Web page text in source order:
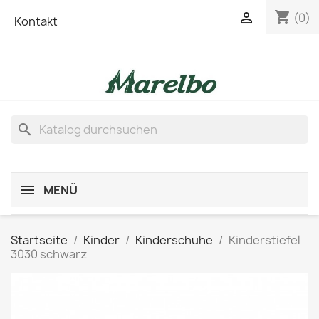
Kontakt shopping_cart (0)

search
MENÜ
Startseite Kinder Kinderschuhe
Kinderstiefel
3030 schwarz